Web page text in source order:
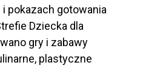
pokazach gotowania
Dziecka dla
gry i zabawy
plastyczne